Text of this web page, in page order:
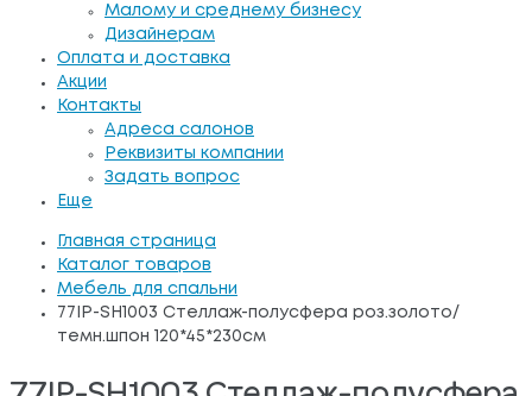
Малому и среднему бизнесу
Дизайнерам
Оплата и доставка
Акции
Контакты
Адреса салонов
Реквизиты компании
Задать вопрос
Еще
Главная страница
Каталог товаров
Мебель для спальни
77IP-SH1003 Стеллаж-полусфера роз.золото/
темн.шпон 120*45*230см